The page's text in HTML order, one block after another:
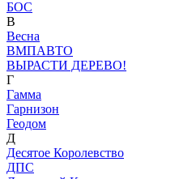
БОС
В
Весна
ВМПАВТО
ВЫРАСТИ ДЕРЕВО!
Г
Гамма
Гарнизон
Геодом
Д
Десятое Королевство
ДПС